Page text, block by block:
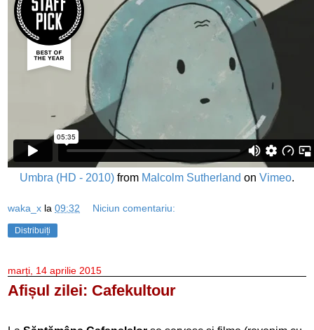
Umbra (HD - 2010) from Malcolm Sutherland on Vimeo.
waka_x la 09:32 Niciun comentariu:
Distribuiți
marți, 14 aprilie 2015
Afișul zilei: Cafekultour